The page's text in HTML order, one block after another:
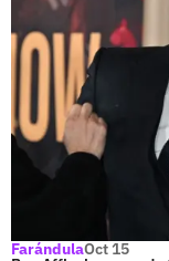
FarándulaOct 15